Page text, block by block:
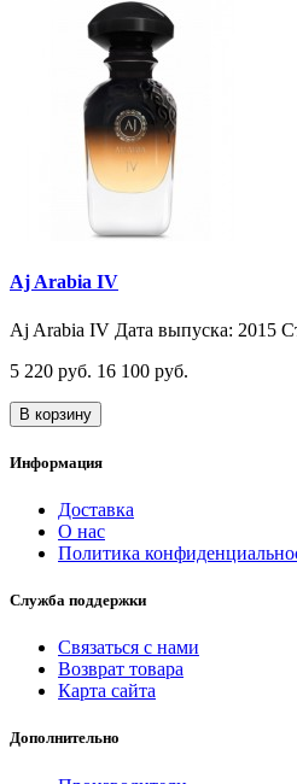
Aj Arabia IV
Aj Arabia IV Дата выпуска: 2015
5 220 руб. 16 100 руб.
В корзину
Информация
Доставка
О нас
Политика
Служба поддержки
Связаться с нами
Возврат товара
Карта сайта
Дополнительно